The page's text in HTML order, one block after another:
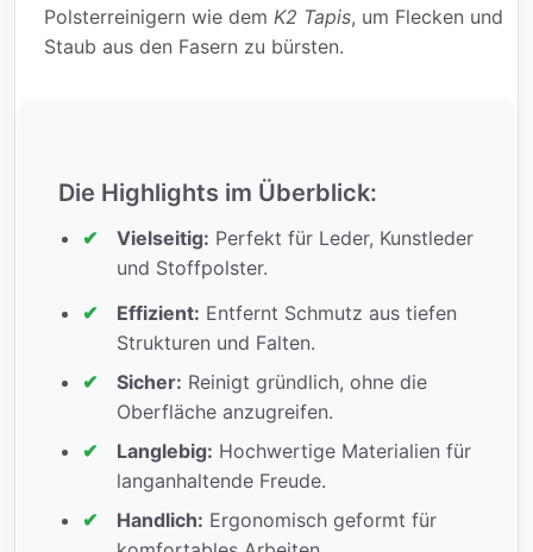
Polsterreinigern wie dem K2 Tapis, um Flecken und
Staub aus den Fasern zu bürsten.
Die Highlights im Überblick:
Vielseitig: Perfekt für Leder, Kunstleder
und Stoffpolster.
Effizient: Entfernt Schmutz aus tiefen
Strukturen und Falten.
Sicher: Reinigt gründlich, ohne die
Oberfläche anzugreifen.
Langlebig: Hochwertige Materialien für
langanhaltende Freude.
Handlich: Ergonomisch geformt für